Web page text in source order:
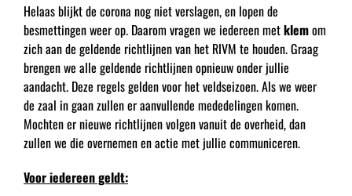
Helaas blijkt de corona nog niet verslagen, en lopen de
besmettingen weer op. Daarom vragen we iedereen metklemom
zich aan de geldende richtlijnen van het RIVM te houden. Graag
brengen we alle geldende richtlijnen opnieuw onder jullie
aandacht. Deze regels gelden voor het veldseizoen. Als we weer
de zaal in gaan zullen er aanvullende mededelingen komen.
Mochten er nieuwe richtlijnen volgen vanuit de overheid, dan
zullen we die overnemen en actie met jullie communiceren.
Voor iedereen geldt: